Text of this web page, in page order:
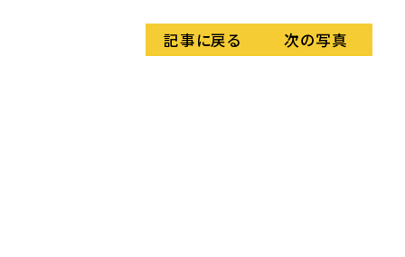
記事に戻る 次の写真